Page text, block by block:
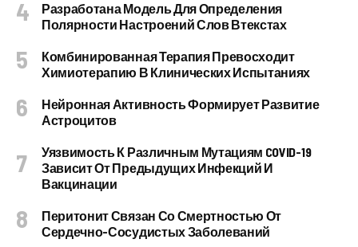
Разработана Модель Для Определения
Полярности Настроений Слов Втекстах
Комбинированная Терапия Превосходит
Химиотерапию В Клинических Испытаниях
Нейронная Активность Формирует Развитие
Астроцитов
Уязвимость К Различным Мутациям COVID-19
Зависит От Предыдущих Инфекций И
Вакцинации
Перитонит Связан Со Смертностью От
Сердечно-Сосудистых Заболеваний